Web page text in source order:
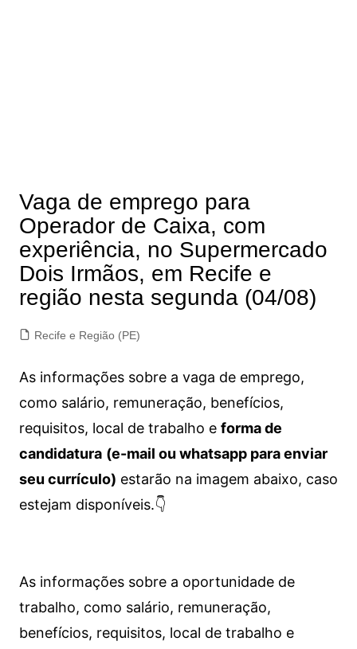
Vaga de emprego para
Operador de Caixa, com
experiência, no Supermercado
Dois Irmãos, em Recife e
região nesta segunda (04/08)
Recife e Região (PE)
As informações sobre a vaga de emprego,
como salário, remuneração, benefícios,
requisitos, local de trabalho e forma de
candidatura (e-mail ou whatsapp para enviar
seu currículo) estarão na imagem abaixo, caso
estejam disponíveis.👇
As informações sobre a oportunidade de
trabalho, como salário, remuneração,
benefícios, requisitos, local de trabalho e